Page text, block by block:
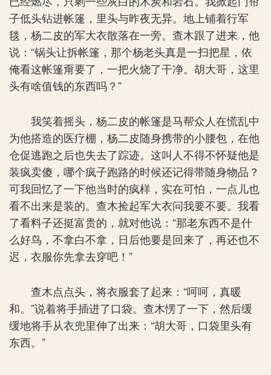
子低头钻进帐篷，里头与昨夜无异。地上铺着行军
毯，杨二皮的军大衣散落在一旁。查木跟了进来，他
说：“锅头让拆帐篷，那个杨老头真是一扫把星，依
俺看这帐篷甭要了，一把火烧了干净。胡大哥，这里
头有啥值钱的东西吗？”
我笑着摇头，杨二皮的帐篷是马帮众人在慌乱中
为他搭造的医疗棚，杨二皮随身携带的小腰包，在他
仓促逃跑之后也失去了踪迹。这叫人不得不怀疑他是
装疯卖傻，哪个疯子跑路的时候还记得带随身物品？
可我回忆了一下他当时的疯样，实在可怕，一点儿也
看不出来是装的。查木捡起军大衣问我要不要。我看
了看料子还挺富贵的，就对他说：“那老东西不是什
么好鸟，不拿白不拿，日后他要是回来了，再还也不
迟，衣服你先拿去穿吧！”
查木点点头，将衣服套了起来：“呵呵，真暖
和。”说着将手插进了口袋。查木愣了一下，然后缓
缓地将手从衣兜里伸了出来：“胡大哥，口袋里头有
东西。”